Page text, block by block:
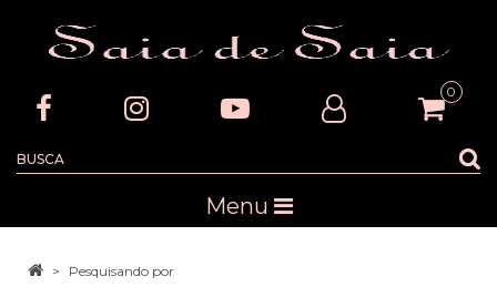
0
Menu
Pesquisando por